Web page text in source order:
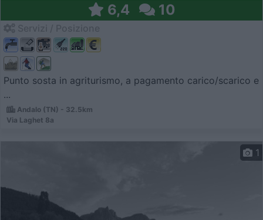
6,4 10
Punto sosta in agriturismo, a pagamento carico/scarico e
...
Andalo (TN) - 32.5km
Via Laghet 8a
1